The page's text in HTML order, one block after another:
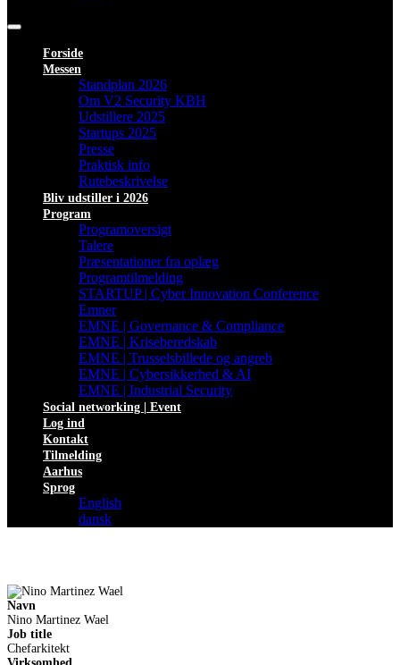
Forside
Messen
Standplan 2026
Om V2 Security KBH
Udstillere 2025
Startups 2025
Presse
Praktisk info
Rutebeskrivelse
Bliv udstiller i 2026
Program
Programoversigt
Talere
Præsentationer fra oplæg
Programtilmelding
STARTUP | Cyber Innovation Conference
Emner
EMNE | Governance & Compliance
EMNE | Kriseberedskab
EMNE | Trusselsbillede og angreb
EMNE | Cybersikkerhed & AI
EMNE | Industrial Security
Social networking | Event
Log ind
Kontakt
Tilmelding
Aarhus
Sprog
English
dansk
Navn
Nino Martinez Wael
Job title
Chefarkitekt